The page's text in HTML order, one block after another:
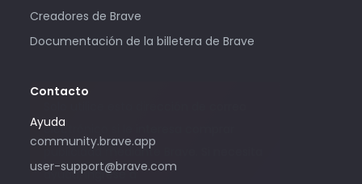
Creadores de Brave
Documentación de la billetera de Brave
Contacto
Ayuda
community.brave.app
user-support@brave.com
electrónico si le interesa comprar
publicidad mediante Brave. Si necesita
ayuda, ingrese a